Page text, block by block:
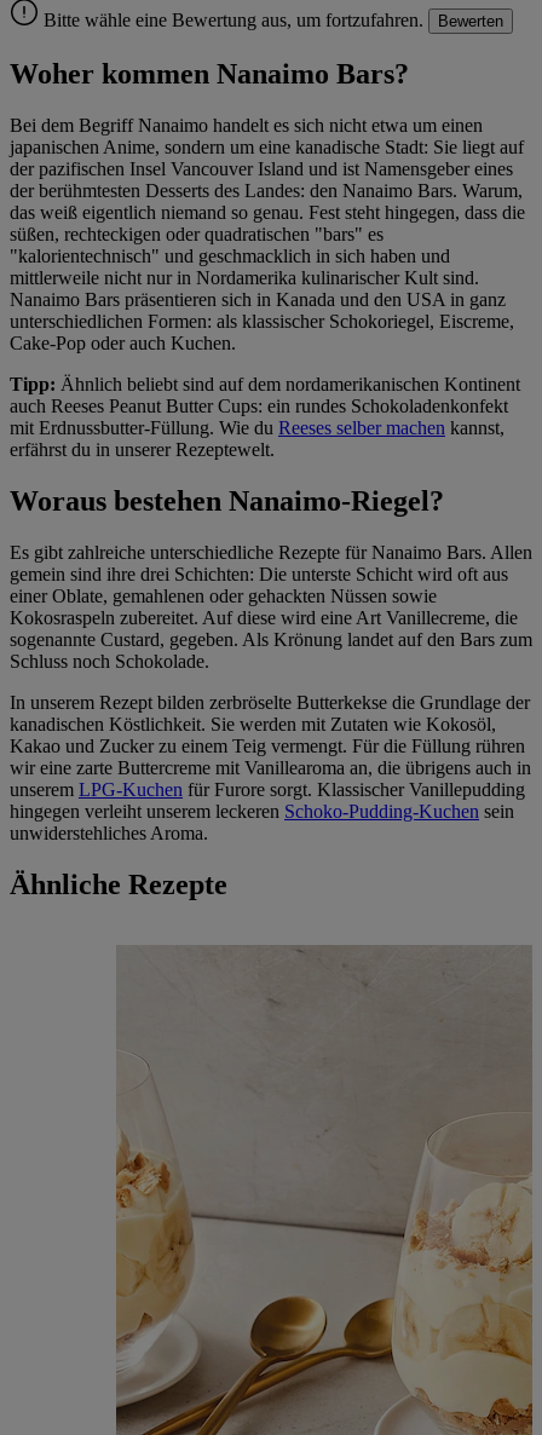
Bitte wähle eine Bewertung aus, um fortzufahren.
Bewerten
Woher kommen Nanaimo Bars?
Bei dem Begriff Nanaimo handelt es sich nicht etwa um einen
japanischen Anime, sondern um eine kanadische Stadt: Sie liegt auf
der pazifischen Insel Vancouver Island und ist Namensgeber eines
der berühmtesten Desserts des Landes: den Nanaimo Bars. Warum,
das weiß eigentlich niemand so genau. Fest steht hingegen, dass die
süßen, rechteckigen oder quadratischen "bars" es
"kalorientechnisch" und geschmacklich in sich haben und
mittlerweile nicht nur in Nordamerika kulinarischer Kult sind.
Nanaimo Bars präsentieren sich in Kanada und den USA in ganz
unterschiedlichen Formen: als klassischer Schokoriegel, Eiscreme,
Cake-Pop oder auch Kuchen.
Tipp: Ähnlich beliebt sind auf dem nordamerikanischen Kontinent
auch Reeses Peanut Butter Cups: ein rundes Schokoladenkonfekt
mit Erdnussbutter-Füllung. Wie du Reeses selber machen kannst,
erfährst du in unserer Rezeptewelt.
Woraus bestehen Nanaimo-Riegel?
Es gibt zahlreiche unterschiedliche Rezepte für Nanaimo Bars. Allen
gemein sind ihre drei Schichten: Die unterste Schicht wird oft aus
einer Oblate, gemahlenen oder gehackten Nüssen sowie
Kokosraspeln zubereitet. Auf diese wird eine Art Vanillecreme, die
sogenannte Custard, gegeben. Als Krönung landet auf den Bars zum
Schluss noch Schokolade.
In unserem Rezept bilden zerbröselte Butterkekse die Grundlage der
kanadischen Köstlichkeit. Sie werden mit Zutaten wie Kokosöl,
Kakao und Zucker zu einem Teig vermengt. Für die Füllung rühren
wir eine zarte Buttercreme mit Vanillearoma an, die übrigens auch in
unserem LPG-Kuchen für Furore sorgt. Klassischer Vanillepudding
hingegen verleiht unserem leckeren Schoko-Pudding-Kuchen sein
unwiderstehliches Aroma.
Ähnliche Rezepte